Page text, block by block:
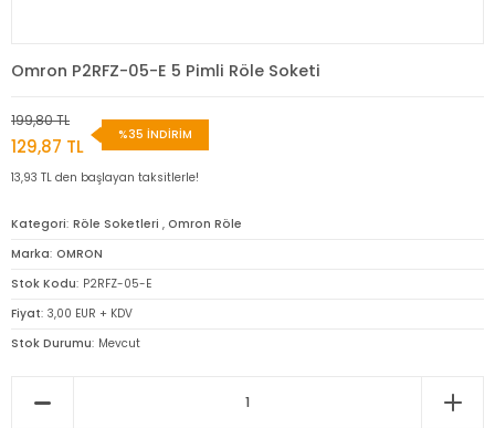
Omron P2RFZ-05-E 5 Pimli Röle Soketi
199,80 TL
129,87 TL
%35 İNDİRİM
13,93 TL den başlayan taksitlerle!
Kategori Röle Soketleri , Omron Röle
Marka OMRON
Stok Kodu P2RFZ-05-E
Fiyat 3,00 EUR + KDV
Stok Durumu Mevcut